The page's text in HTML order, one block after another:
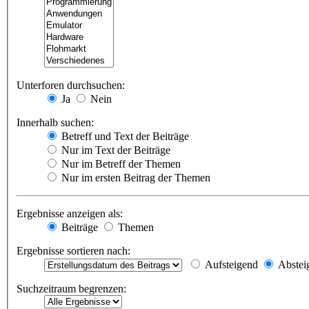
Unterforen durchsuchen:
Ja
Nein
Innerhalb suchen:
Betreff und Text der Beiträge
Nur im Text der Beiträge
Nur im Betreff der Themen
Nur im ersten Beitrag der Themen
Ergebnisse anzeigen als:
Beiträge
Themen
Ergebnisse sortieren nach:
Aufsteigend
Suchzeitraum begrenzen: